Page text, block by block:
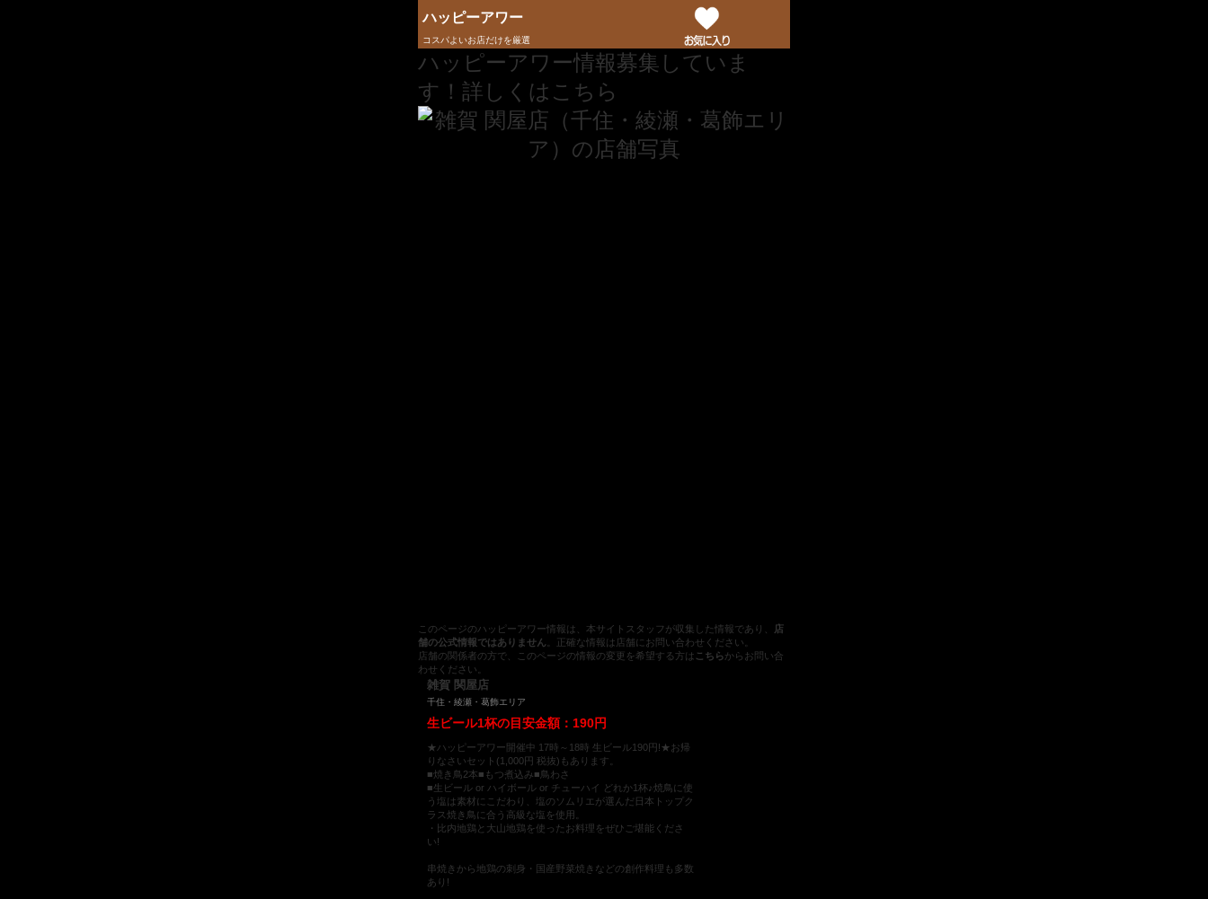
ハッピーアワー
コスパよいお店だけを厳選
ハッピーアワー情報募集していま
す！詳しくはこちら
このページのハッピーアワー情報は、本サイトスタッフが収集した情報であり、
店
舗の公式情報ではありません 。正確な情報は店舗にお問い合わせください。
店舗の関係者の方で、このページの情報の変更を希望する方は こちらからお問い合
わせください。
雑賀 関屋店
千住・綾瀬・葛飾エリア
生ビール1杯の目安金額：190円
★ハッピーアワー開催中 17時～18時 生ビール190円!★お帰
りなさいセット(1,000円 税抜)もあります。
■焼き鳥2本■もつ煮込み■鳥わさ
■生ビール or ハイボール or チューハイ どれか1杯♪焼鳥に使
う塩は素材にこだわり、塩のソムリエが選んだ日本トップク
ラス焼き鳥に合う高級な塩を使用。
・比内地鶏と大山地鶏を使ったお料理をぜひご堪能くださ
い!
串焼きから地鶏の刺身・国産野菜焼きなどの創作料理も多数
あり!